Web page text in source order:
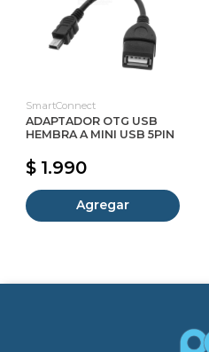
SmartConnect
ADAPTADOR OTG USB
HEMBRA A MINI USB 5PIN
$ 1.990
Agregar